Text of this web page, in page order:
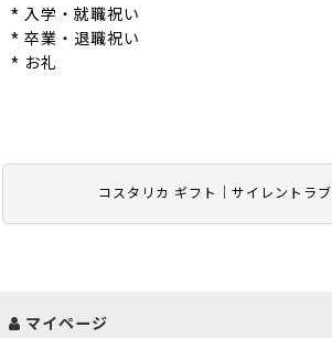
コスタリカ ギフト｜サイレントラブ
* 入学・就職祝い
* 卒業・退職祝い
* お礼
マイページ